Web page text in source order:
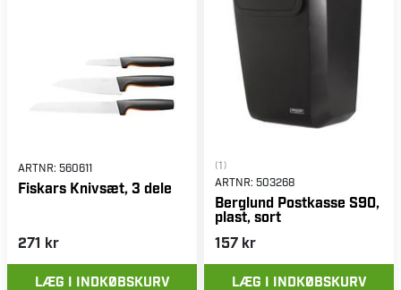
ARTNR: 560611
Fiskars Knivsæt, 3 dele
271 kr
LÆG I INDKØBSKURV
(1)
ARTNR: 503268
Berglund Postkasse S90,
plast, sort
157 kr
LÆG I INDKØBSKURV